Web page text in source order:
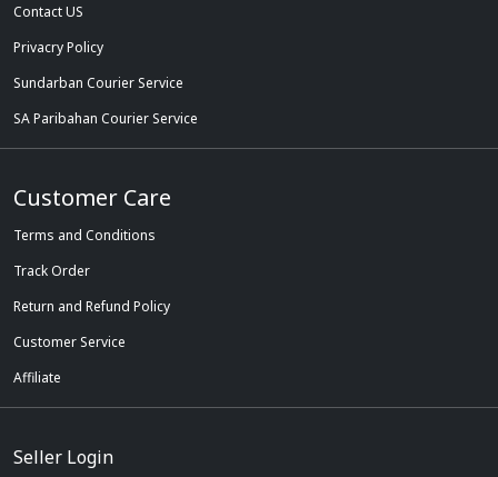
Contact US
Privacry Policy
Sundarban Courier Service
SA Paribahan Courier Service
Customer Care
Terms and Conditions
Track Order
Return and Refund Policy
Customer Service
Affiliate
Seller Login